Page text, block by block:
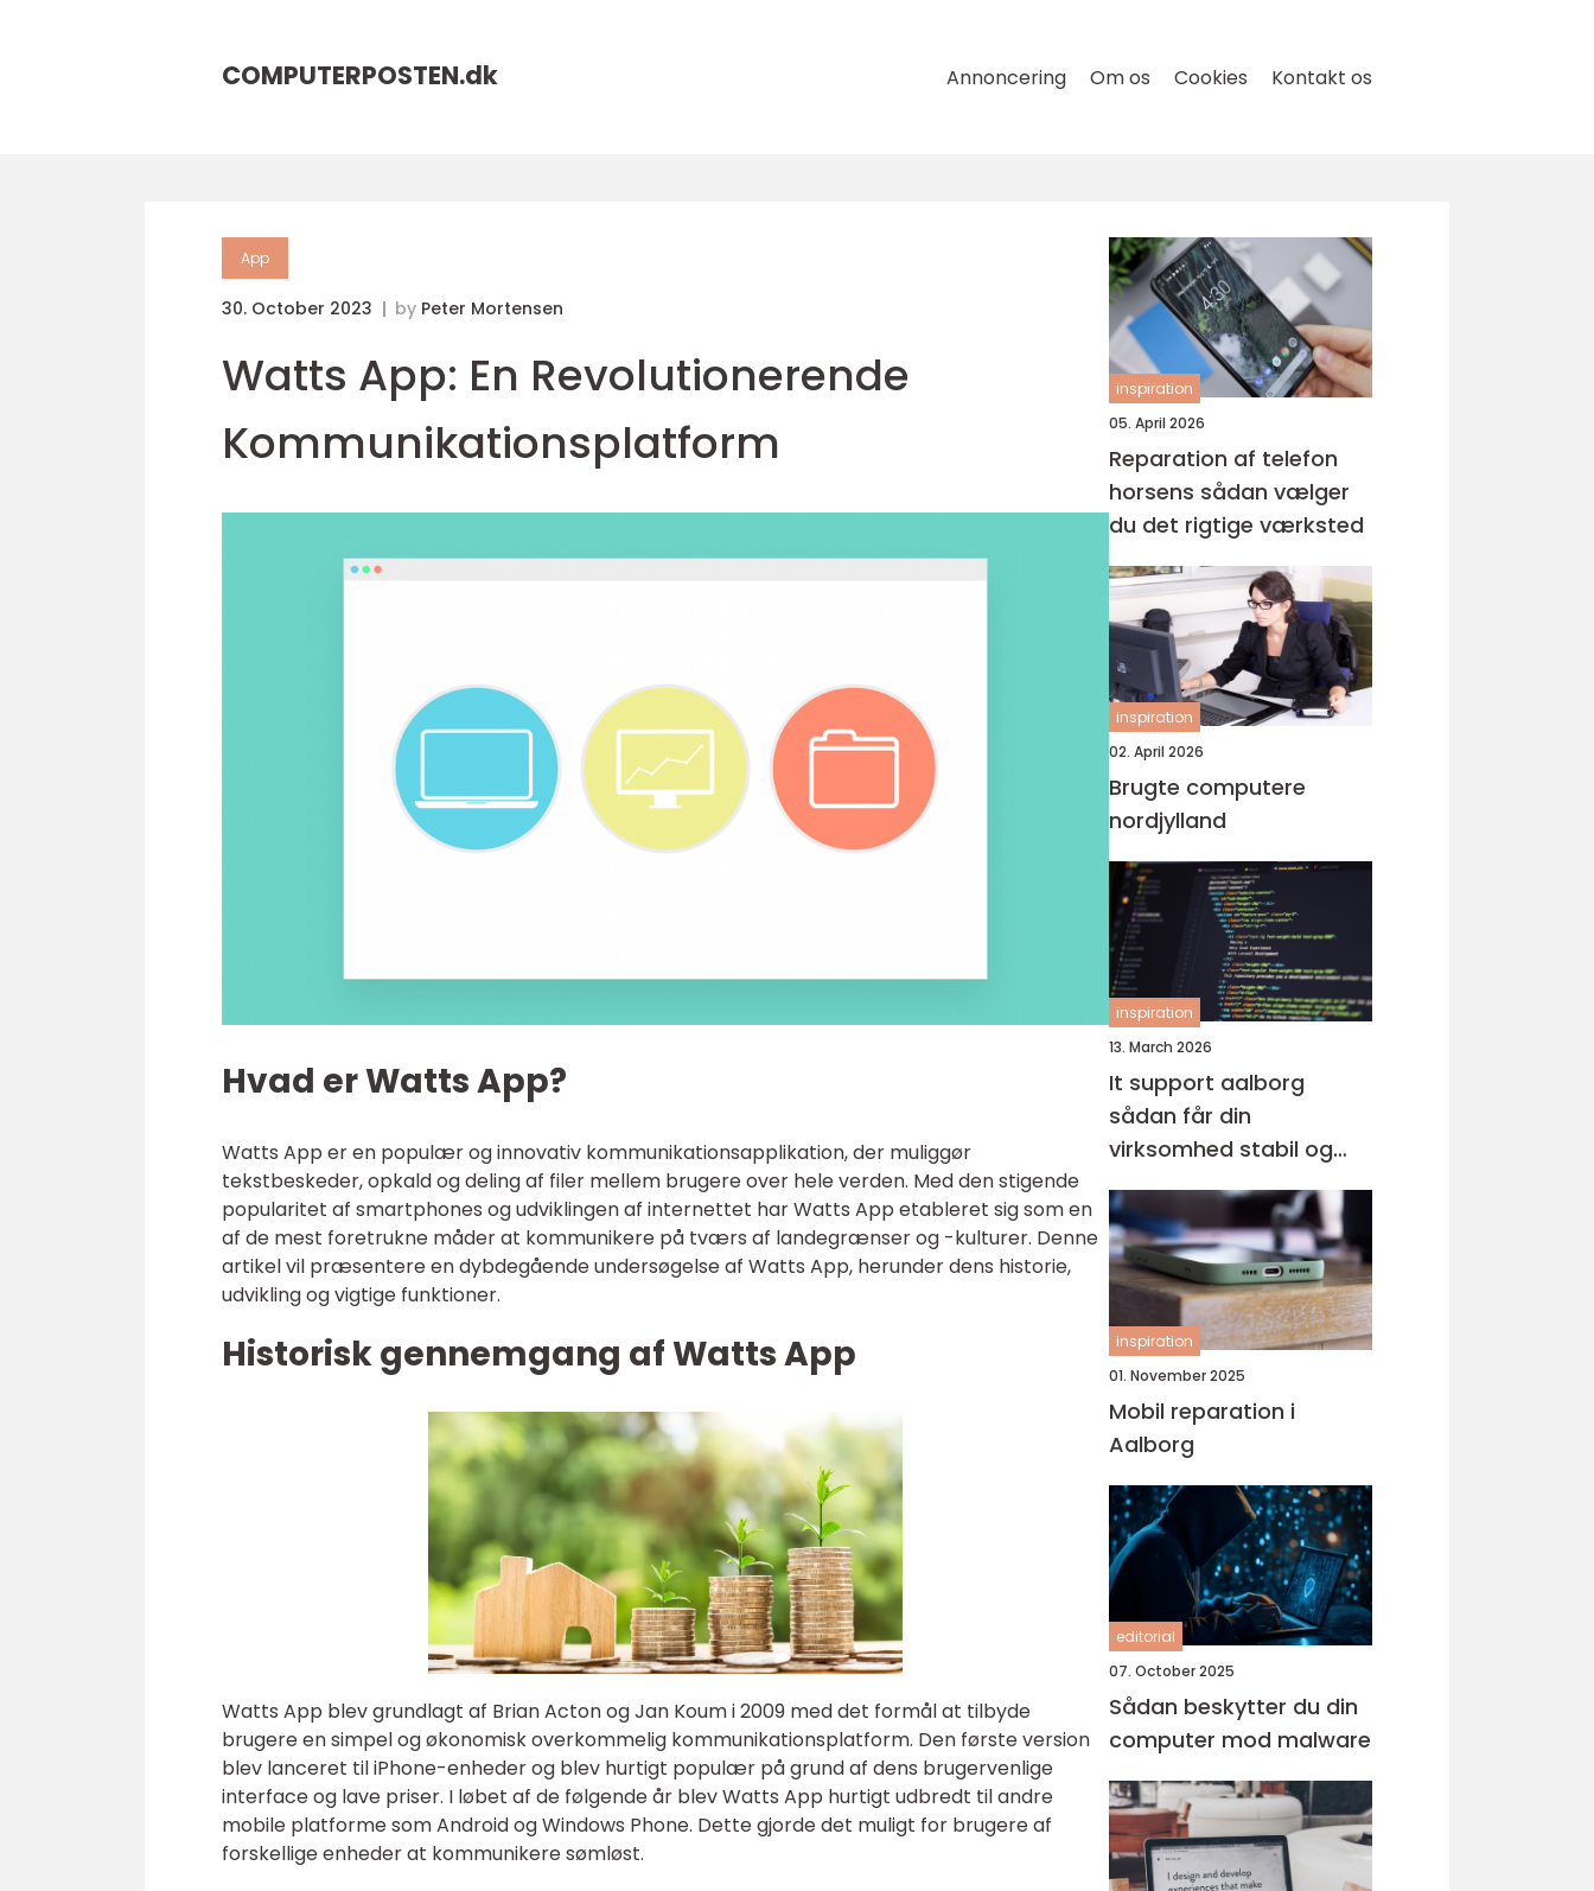
COMPUTERPOSTEN.dk Annoncering Om os Cookies Kontakt os
App
30. October 2023 by Peter Mortensen
Watts App: En Revolutionerende
Kommunikationsplatform
Hvad er Watts App?
Watts App er en populær og innovativ kommunikationsapplikation, der muliggør
tekstbeskeder, opkald og deling af filer mellem brugere over hele verden. Med den stigende
popularitet af smartphones og udviklingen af internettet har Watts App etableret sig som en
af de mest foretrukne måder at kommunikere på tværs af landegrænser og -kulturer. Denne
artikel vil præsentere en dybdegående undersøgelse af Watts App, herunder dens historie,
udvikling og vigtige funktioner.
Historisk gennemgang af Watts App
Watts App blev grundlagt af Brian Acton og Jan Koum i 2009 med det formål at tilbyde
brugere en simpel og økonomisk overkommelig kommunikationsplatform. Den første version
blev lanceret til iPhone-enheder og blev hurtigt populær på grund af dens brugervenlige
interface og lave priser. I løbet af de følgende år blev Watts App hurtigt udbredt til andre
mobile platforme som Android og Windows Phone. Dette gjorde det muligt for brugere af
forskellige enheder at kommunikere sømløst.
inspiration
05. April 2026
Reparation af telefon
horsens sådan vælger
du det rigtige værksted
inspiration
02. April 2026
Brugte computere
nordjylland
inspiration
13. March 2026
It support aalborg
sådan får din
virksomhed stabil og
sikker it-drift
inspiration
01. November 2025
Mobil reparation i
Aalborg
editorial
07. October 2025
Sådan beskytter du din
computer mod malware